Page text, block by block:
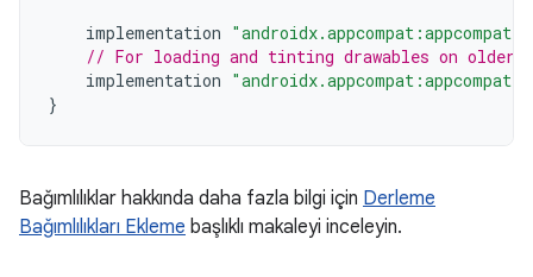
implementation
// For loading and tinting drawables on older
implementation
}
Bağımlılıklar hakkında daha fazla bilgi için Derleme
Bağımlılıkları Ekleme başlıklı makaleyi inceleyin.